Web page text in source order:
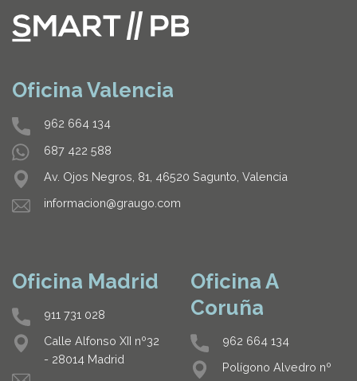
Oficina Madrid
911 731 028
Calle Alfonso XII nº32
- 28014 Madrid
Oficina Valencia
962 664 134
687 422 588
Av. Ojos Negros, 81, 46520 Sagunto, Valencia
informacion@graugo.com
Oficina A
Coruña
962 664 134
Polígono Alvedro nº